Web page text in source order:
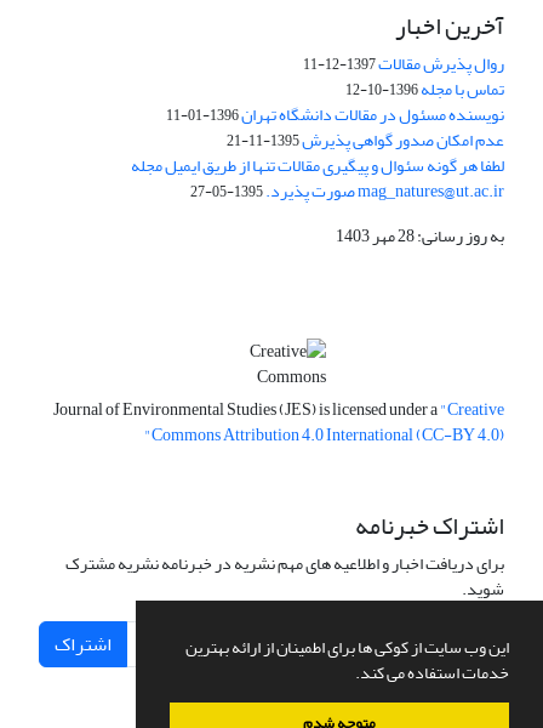
این وب سایت از کوکی ها برای اطمینان از ارائه بهترین
خدمات استفاده می کند.
آخرین اخبار
روال پذیرش مقالات1397-12-11
تماس با مجله1396-10-12
نویسنده مسئول در مقالات دانشگاه تهران1396-01-11
عدم امکان صدور گواهی پذیرش1395-11-21
لطفا هر گونه سئوال و پیگیری مقالات تنها از طریق ایمیل مجله
mag_natures@ut.ac.ir صورت پذیرد. 1395-05-27
به روز رسانی: 28 مهر 1403
Journal of Environmental Studies (JES) is licensed under a"Creative
Commons Attribution 4.0 International (CC-BY 4.0)"
اشتراک خبرنامه
برای دریافت اخبار و اطلاعیه های مهم نشریه در خبرنامه نشریه مشترک
شوید.
اشتراک